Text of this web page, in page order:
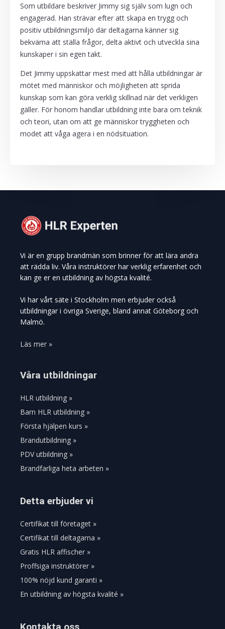
Som utbildare beskriver Jimmy sig själv som lugn och
engagerad. Han strävar efter att skapa en trygg och
positiv utbildningsmiljö där deltagarna känner sig
bekväma att ställa frågor, delta aktivt och utveckla sina
kunskaper i sin egen takt.
Det Jimmy uppskattar mest med att hålla utbildningar är
mötet med människor och möjligheten att sprida
kunskap som kan göra verklig skillnad när det verkligen
gäller. För honom handlar utbildning inte bara om teknik
och teori, utan om att ge människor tryggheten och
modet att våga agera i en nödsituation.
Vi är en grupp brandmän som brinner för att lära andra
att rädda liv. Våra instruktörer har verklig erfarenhet och
kan ge er en utbildning av högsta kvalité.
Vi har vårt säte i Stockholm men erbjuder också
utbildningar i övriga Sverige, bland annat Göteborg och
Malmö.
Läs mer »
Våra utbildningar
HLR utbildning »
Barn HLR utbildning »
Första hjälpen kurs »
Brandutbildning »
PDV utbildning »
Brandfarliga heta arbeten »
Detta erbjuder vi
Certifikat till företaget »
Certifikat till deltagarna »
Gratis HLR affischer »
Proffsiga instruktörer »
100% nöjd kund garanti »
En utbildning av högsta kvalité »